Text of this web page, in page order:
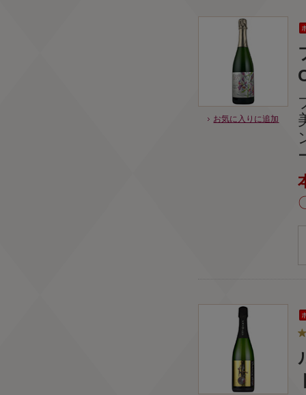
お気に入りに追加